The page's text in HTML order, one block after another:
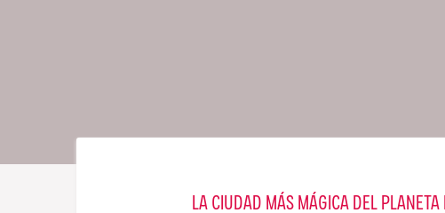
LA CIUDAD MÁS MÁGICA DEL PLANETA